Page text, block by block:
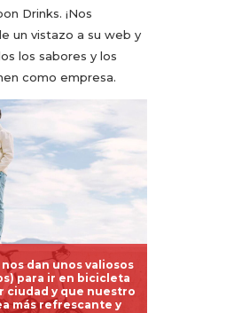
Drinks. ¡Nos
un vistazo a su web y
los sabores y los
como empresa.
nos dan unos valiosos
para ir en bicicleta
ciudad y que nuestro
más refrescante y